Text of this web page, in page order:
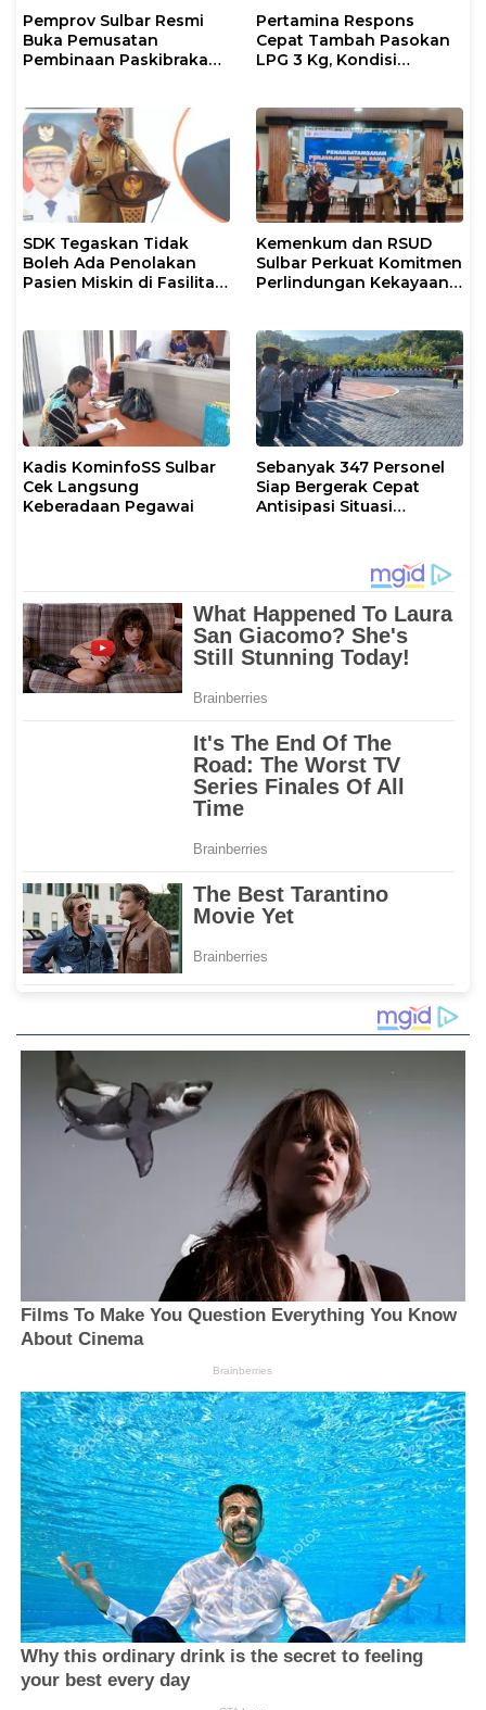
Pemprov Sulbar Resmi
Buka Pemusatan
Pembinaan Paskibraka
Pertamina Respons
Cepat Tambah Pasokan
LPG 3 Kg, Kondisi
SDK Tegaskan Tidak
Boleh Ada Penolakan
Pasien Miskin di Fasilitas
Kemenkum dan RSUD
Sulbar Perkuat Komitmen
Perlindungan Kekayaan
Kadis KominfoSS Sulbar
Cek Langsung
Keberadaan Pegawai
Sebanyak 347 Personel
Siap Bergerak Cepat
Antisipasi Situasi